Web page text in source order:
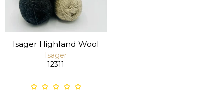
Isager Highland Wool
Isager
12311